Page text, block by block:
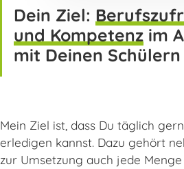
Dein Ziel:
und Kompetenzim
mit Deinen Schülern
Mein Ziel ist, dass Du täglich
erledigen kannst. Dazu gehört
zur Umsetzung auch jede